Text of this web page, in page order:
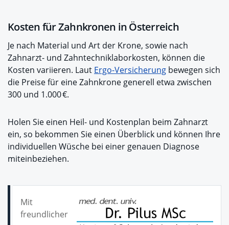
Kosten für Zahnkronen in Österreich
Je nach Material und Art der Krone, sowie nach
Zahnarzt- und Zahntechniklaborkosten, können die
Kosten variieren. Laut Ergo-Versicherung bewegen sich
die Preise für eine Zahnkrone generell etwa zwischen
300 und 1.000 €.
Holen Sie einen Heil- und Kostenplan beim Zahnarzt
ein, so bekommen Sie einen Überblick und können Ihre
individuellen Wüsche bei einer genauen Diagnose
miteinbeziehen.
Mit
freundlicher